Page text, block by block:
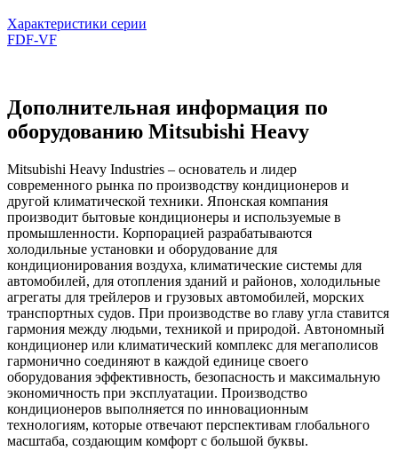
Характеристики серии
FDF-VF
Дополнительная информация по
оборудованию Mitsubishi Heavy
Mitsubishi Heavy Industries – основатель и лидер
современного рынка по производству кондиционеров и
другой климатической техники. Японская компания
производит бытовые кондиционеры и используемые в
промышленности. Корпорацией разрабатываются
холодильные установки и оборудование для
кондиционирования воздуха, климатические системы для
автомобилей, для отопления зданий и районов, холодильные
агрегаты для трейлеров и грузовых автомобилей, морских
транспортных судов. При производстве во главу угла ставится
гармония между людьми, техникой и природой. Автономный
кондиционер или климатический комплекс для мегаполисов
гармонично соединяют в каждой единице своего
оборудования эффективность, безопасность и максимальную
экономичность при эксплуатации. Производство
кондиционеров выполняется по инновационным
технологиям, которые отвечают перспективам глобального
масштаба, создающим комфорт с большой буквы.